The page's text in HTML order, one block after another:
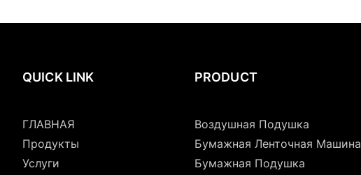
QUICK LINK
ГЛАВНАЯ
Продукты
Услуги
PRODUCT
Воздушная Подушка
Бумажная Ленточная Машина
Бумажная Подушка